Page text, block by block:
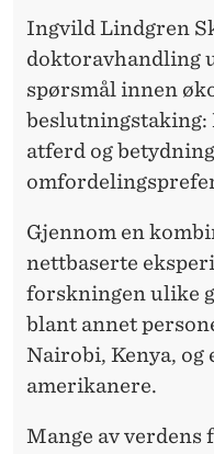
Ingvild Lindgren
doktoravhandling
spørsmål innen
beslutningstaking:
atferd og
Gjennom en
nettbaserte
forskningen ulike
blant annet
Nairobi, Kenya, og
amerikanere.
Mange av